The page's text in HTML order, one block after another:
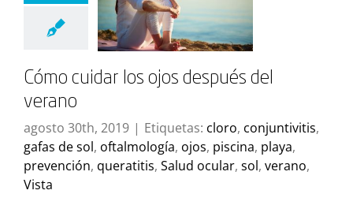
Cómo cuidar los ojos después del
verano
agosto 30th, 2019 | Etiquetas: cloro, conjuntivitis,
gafas de sol, oftalmología, ojos, piscina, playa,
prevención, queratitis, Salud ocular, sol, verano,
Vista